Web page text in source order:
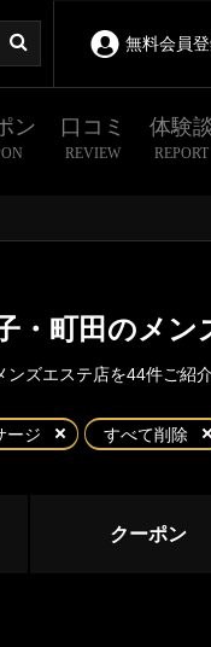
無料会員
ン 口コミ
REVIEW
体験
REPORT
・町田のメ
ズエステ店を44件ご紹介
ージ すべて削除
クーポン
高田馬場
町田